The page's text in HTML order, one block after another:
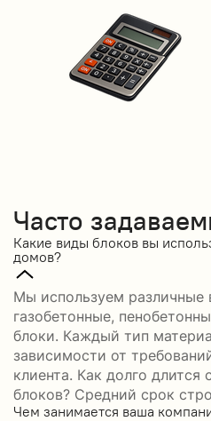
Часто
Какие виды блоков вы
домов?
Мы используем различные
газобетонные,
блоки. Каждый тип
зависимости от
клиента. Как долго длится
блоков? Средний срок
Чем занимается ваша